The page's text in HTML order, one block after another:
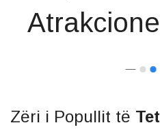
Zëri i Popullit të